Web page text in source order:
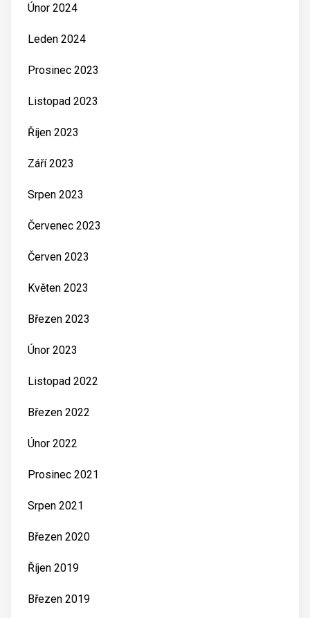
Únor 2024
Leden 2024
Prosinec 2023
Listopad 2023
Říjen 2023
Září 2023
Srpen 2023
Červenec 2023
Červen 2023
Květen 2023
Březen 2023
Únor 2023
Listopad 2022
Březen 2022
Únor 2022
Prosinec 2021
Srpen 2021
Březen 2020
Říjen 2019
Březen 2019